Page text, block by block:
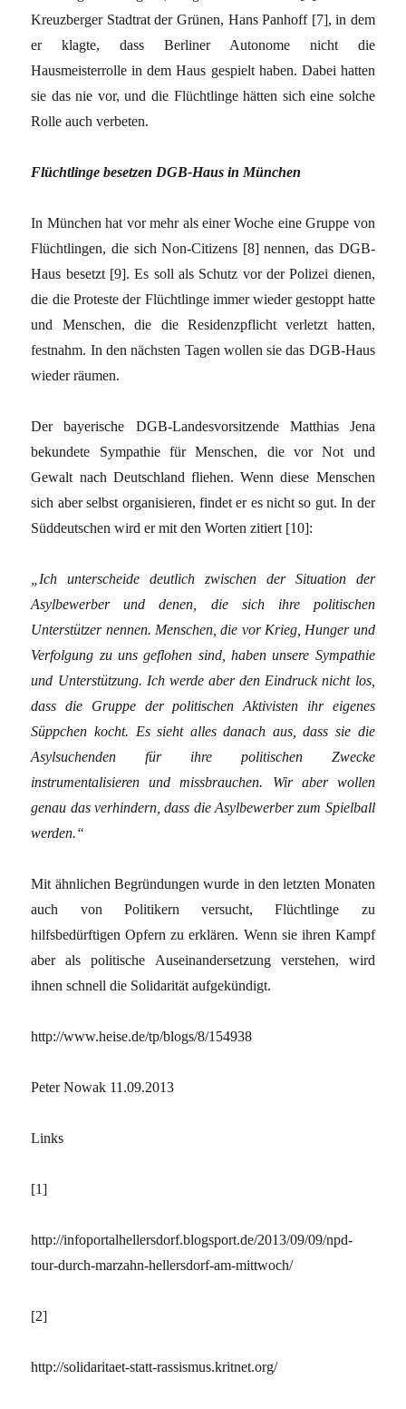
Kreuzberger Stadtrat der Grünen, Hans Panhoff [7], in dem
er klagte, dass Berliner Autonome nicht die
Hausmeisterrolle in dem Haus gespielt haben. Dabei hatten
sie das nie vor, und die Flüchtlinge hätten sich eine solche
Rolle auch verbeten.
Flüchtlinge besetzen DGB-Haus in München
In München hat vor mehr als einer Woche eine Gruppe von
Flüchtlingen, die sich Non-Citizens [8]nennen, das DGB-
Haus besetzt [9]. Es soll als Schutz vor der Polizei dienen,
die die Proteste der Flüchtlinge immer wieder gestoppt hatte
und Menschen, die die Residenzpflicht verletzt hatten,
festnahm. In den nächsten Tagen wollen sie das DGB-Haus
wieder räumen.
Der bayerische DGB-Landesvorsitzende Matthias Jena
bekundete Sympathie für Menschen, die vor Not und
Gewalt nach Deutschland fliehen. Wenn diese Menschen
sich aber selbst organisieren, findet er es nicht so gut. In der
Süddeutschen wird er mit den Worten zitiert [10]:
„Ich unterscheide deutlich zwischen der Situation der
Asylbewerber und denen, die sich ihre politischen
Unterstützer nennen. Menschen, die vor Krieg, Hunger und
Verfolgung zu uns geflohen sind, haben unsere Sympathie
und Unterstützung. Ich werde aber den Eindruck nicht los,
dass die Gruppe der politischen Aktivisten ihr eigenes
Süppchen kocht. Es sieht alles danach aus, dass sie die
Asylsuchenden für ihre politischen Zwecke
instrumentalisieren und missbrauchen. Wir aber wollen
genau das verhindern, dass die Asylbewerber zum Spielball
werden.“
Mit ähnlichen Begründungen wurde in den letzten Monaten
auch von Politikern versucht, Flüchtlinge zu
hilfsbedürftigen Opfern zu erklären. Wenn sie ihren Kampf
aber als politische Auseinandersetzung verstehen, wird
ihnen schnell die Solidarität aufgekündigt.
http://www.heise.de/tp/blogs/8/154938
Peter Nowak 11.09.2013
Links
[1]
http://infoportalhellersdorf.blogsport.de/2013/09/09/npd-
tour-durch-marzahn-hellersdorf-am-mittwoch/
[2]
http://solidaritaet-statt-rassismus.kritnet.org/